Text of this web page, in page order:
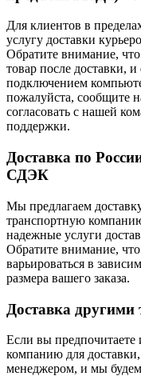
Для клиентов в
услугу доставки
Обратите внимание,
товар после доставки,
подключением
пожалуйста, сообщите
согласовать с нашей
поддержки.
Доставка по
СДЭК
Мы предлагаем
транспортную
надежные услуги
Обратите внимание,
варьироваться в
размера вашего заказа.
Доставка
Если вы предпочитаете
компанию для
менеджером, и мы